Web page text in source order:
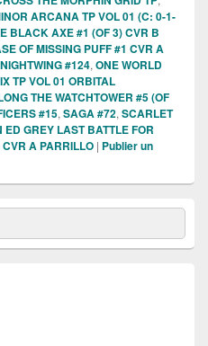
ARCANA TP VOL 01 (C: 0-1-
BLACK AXE #1 (OF 3) CVR B
OF MISSING PUFF #1 CVR A
NIGHTWING #124, ONE WORLD
TP VOL 01 ORBITAL
THE WATCHTOWER #5 (OF
#15, SAGA #72, SCARLET
GREY LAST BATTLE FOR
A PARRILLO | Publier un